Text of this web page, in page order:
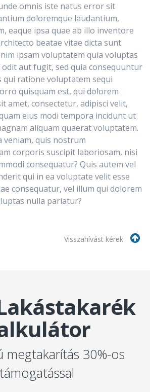
omnis iste natus error sit
doloremque laudantium,
eaque ipsa quae ab illo inventore
beatae vitae dicta sunt
ipsam voluptatem quia voluptas
aut fugit, sed quia consequuntur
qui ratione voluptatem sequi
quisquam est, qui dolorem
amet, consectetur, adipisci velit,
eius modi tempora incidunt ut
aliquam quaerat voluptatem.
veniam, quis nostrum
corporis suscipit laboriosam, nisi
consequatur? Quis autem vel
qui in ea voluptate velit esse
consequatur, vel illum qui dolorem
nulla pariatur?
Visszahívást kérek
megtakarítás 30%-os
támogatással